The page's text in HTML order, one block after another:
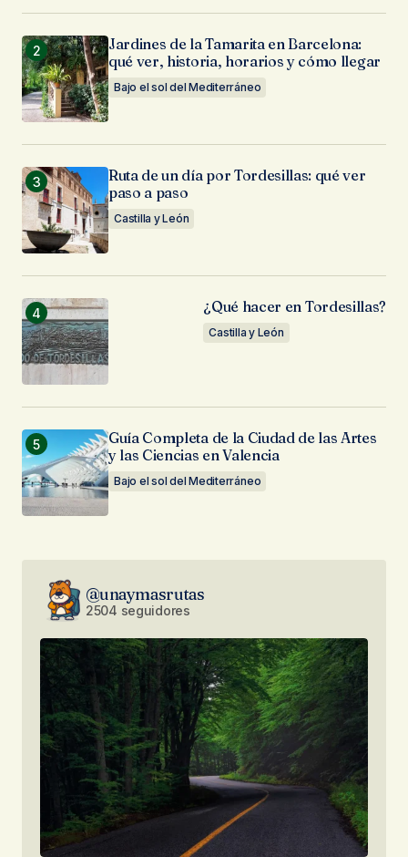
Jardines de la Tamarita en Barcelona:
qué ver, historia, horarios y cómo llegar
Bajo el sol del Mediterráneo
Ruta de un día por Tordesillas: qué ver
paso a paso
Castilla y León
¿Qué hacer en Tordesillas?
Castilla y León
Guía Completa de la Ciudad de las Artes
y las Ciencias en Valencia
Bajo el sol del Mediterráneo
@unaymasrutas
2504 seguidores